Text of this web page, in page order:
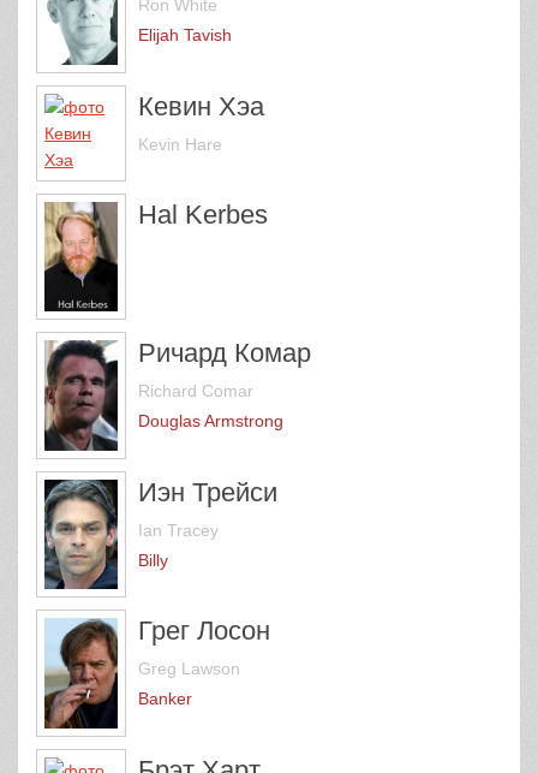
Ron White
Elijah Tavish
Кевин Хэа
Kevin Hare
Hal Kerbes
Ричард Комар
Richard Comar
Douglas Armstrong
Иэн Трейси
Ian Tracey
Billy
Грег Лосон
Greg Lawson
Banker